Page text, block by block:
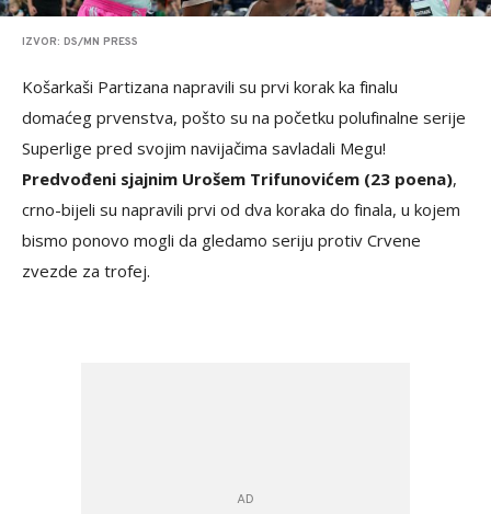
IZVOR: DS/MN PRESS
Košarkaši Partizana napravili su prvi korak ka finalu
domaćeg prvenstva, pošto su na početku polufinalne serije
Superlige pred svojim navijačima savladali Megu!
Predvođeni sjajnim Urošem Trifunovićem (23 poena),
crno-bijeli su napravili prvi od dva koraka do finala, u kojem
bismo ponovo mogli da gledamo seriju protiv Crvene
zvezde za trofej.